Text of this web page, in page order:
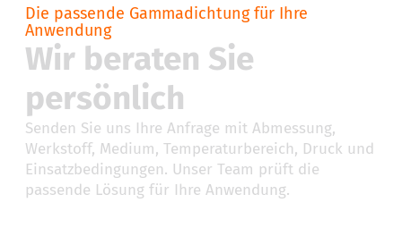
Die passende Gammadichtung für Ihre
Anwendung
Wir beraten Sie
persönlich
Senden Sie uns Ihre Anfrage mit Abmessung,
Werkstoff, Medium, Temperaturbereich, Druck und
Einsatzbedingungen. Unser Team prüft die
passende Lösung für Ihre Anwendung.